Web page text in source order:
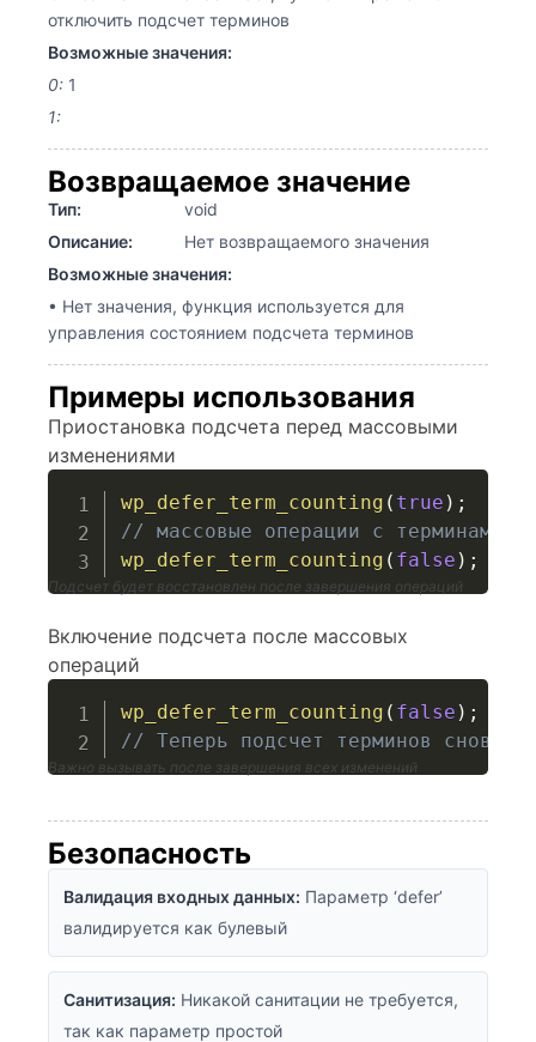
отключить подсчет терминов
Возможные значения:
0: 1
1:
Возвращаемое значение
Тип:
void
Описание:
Нет возвращаемого значения
Возможные значения:
• Нет значения, функция используется для
управления состоянием подсчета терминов
Примеры использования
Приостановка подсчета перед массовыми
изменениями
wp_defer_term_counting ( true ) ;
// массовые операции с терминами
wp_defer_term_counting ( false ) ;
Подсчет будет восстановлен после завершения операций
Включение подсчета после массовых
операций
wp_defer_term_counting ( false ) ;
// Теперь подсчет терминов снова
Важно вызывать после завершения всех изменений
Безопасность
Валидация входных данных: Параметр ‘defer’
валидируется как булевый
Санитизация: Никакой санитации не требуется,
так как параметр простой